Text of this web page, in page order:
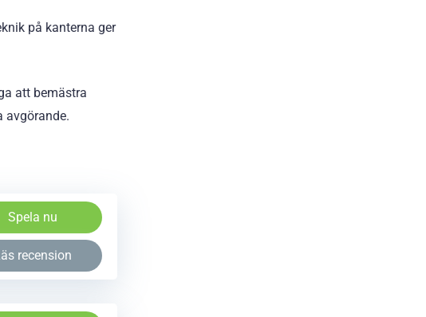
på kanterna ger
att bemästra
avgörande.
Spela nu
recension